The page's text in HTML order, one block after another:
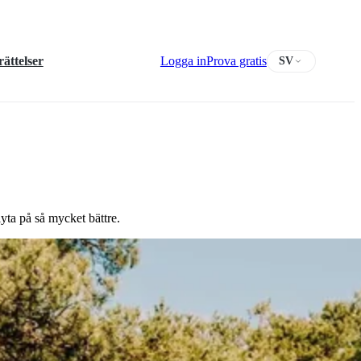
Logga inProva gratis SV
på så mycket bättre.